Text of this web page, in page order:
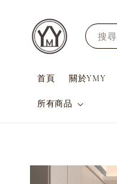
搜尋
首頁 關於YMY
所有商品